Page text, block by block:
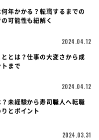
年かかる？転職するまでの
可能性も紐解く
2024.04.12
とは？仕事の大変さから成
まで
2024.04.12
未経験から寿司職人へ転職
とポイント
2024.03.31